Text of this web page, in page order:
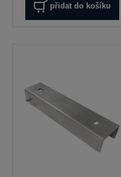
přidat do košíku